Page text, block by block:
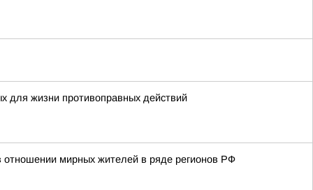
для жизни противоправных действий
отношении мирных жителей в ряде регионов РФ